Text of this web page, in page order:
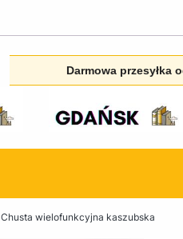
Darmowa przesyłka
Chusta wielofunkcyjna kaszubska